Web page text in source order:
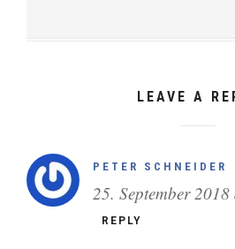
LEAVE A
PETER SCHNEIDER
25. September
REPLY